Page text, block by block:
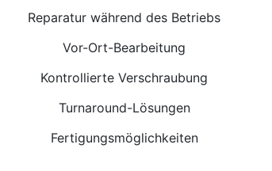
Reparatur während des Betriebs
Vor-Ort-Bearbeitung
Kontrollierte Verschraubung
Turnaround-Lösungen
Fertigungsmöglichkeiten